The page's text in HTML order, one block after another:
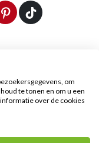
voorwaarden |
om
te tonen en om u een
over de cookies